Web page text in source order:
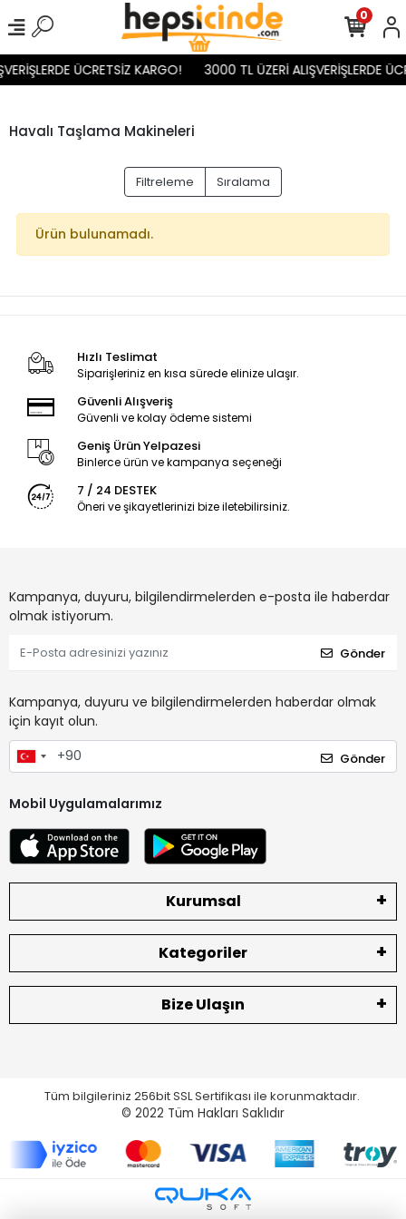
ÜCRETSİZ KARGO! 3000 TL ÜZERİ ALIŞVERİŞLERDE
0
Havalı Taşlama Makineleri
Filtreleme Sıralama
Ürün bulunamadı.
Hızlı Teslimat
Siparişleriniz en kısa sürede elinize ulaşır.
Güvenli Alışveriş
Güvenli ve kolay ödeme sistemi
Geniş Ürün Yelpazesi
Binlerce ürün ve kampanya seçeneği
7 / 24 DESTEK
Öneri ve şikayetlerinizi bize iletebilirsiniz.
Kampanya, duyuru, bilgilendirmelerden e-posta ile haberdar
olmak istiyorum.
Gönder
Kampanya, duyuru ve bilgilendirmelerden haberdar olmak
için kayıt olun.
Gönder
Mobil Uygulamalarımız
Kurumsal
Kategoriler
Bize Ulaşın
Tüm bilgileriniz 256bit SSL Sertifikası ile korunmaktadır.
© 2022 Tüm Hakları Saklıdır